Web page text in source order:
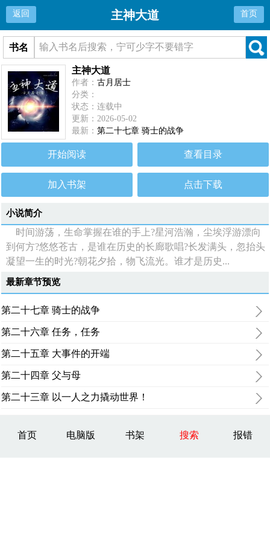
返回 主神大道 首页
书名
主神大道
作者：古月居士
分类：
状态：连载中
更新：2026-05-02
最新：第二十七章 骑士的战争
开始阅读 查看目录
加入书架 点击下载
小说简介
时间游荡，生命掌握在谁的手上?星河浩瀚，尘埃浮游漂向
到何方?悠悠苍古，是谁在历史的长廊歌唱?长发满头，忽抬头
凝望一生的时光?朝花夕拾，物飞流光。谁才是历史...
最新章节预览
第二十七章 骑士的战争
第二十六章 任务，任务
第二十五章 大事件的开端
第二十四章 父与母
第二十三章 以一人之力撬动世界！
首页 电脑版 书架 搜索 报错